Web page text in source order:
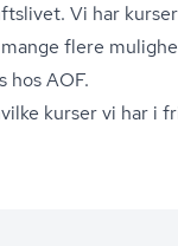
Vi har
flere
hos AOF.
kurser vi har i